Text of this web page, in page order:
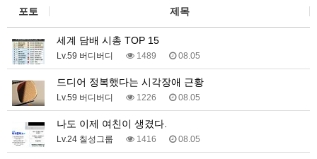
포토 제목
세계 담배 시총 TOP 15
Lv.59 버디버디 1489 08.05
드디어 정복했다는 시각장애 근황
Lv.59 버디버디 1226 08.05
나도 이제 여친이 생겼다.
Lv.24 칠성그룹 1416 08.05